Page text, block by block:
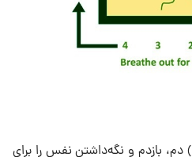
(Box Breathing) دم، بازدم و نگه‌داشتن نفس را برای